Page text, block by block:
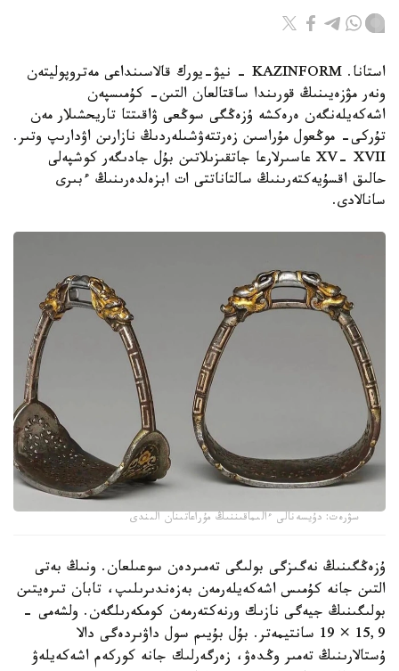
استانا. KAZINFORM - نيۋ-يورك قالاسىنداعى مەتروپوليتەن
ونەر مۋزەيىنىڭ قورىندا ساقتالعان التىن- كۇمىسپەن
اشەكەيلەنگەن ەرەكشە ۇزەڭگى سوڭعى ۋاقىتتا تاريحشىلار مەن
تۇركى- موڭعول مۇراسىن زەرتتەۋشىلەردىڭ نازارىن اۋدارىپ وتىر.
XV- XVII عاسىرلارعا جاتقىزىلاتىن بۇل جادىگەر كوشپەلى
حالىق اقسۇيەكتەرىنىڭ سالتاناتتى ات ابزەلدەرىنىڭ ءبىرى
سانالادى.
سۋرەت: دۇيسەنالى ءالىماقىننىڭ مۇراعاتىنان الىندى
ۇزەڭگىنىڭ نەگىزگى بولىگى تەمىردەن سوعىلعان. ونىڭ بەتى
التىن جانە كۇمىس اشەكەيلەرمەن بەزەندىرىلىپ، تابان تىرەيتىن
بولىگىنىڭ جيەگى نازىك ورنەكتەرمەن كومكەرىلگەن. ولشەمى -
15,9 × 19 سانتيمەتر. بۇل بۇيىم سول داۋىردەگى دالا
ۇستالارىنىڭ تەمىر وڭدەۋ، زەرگەرلىك جانە كوركەم اشەكەيلەۋ